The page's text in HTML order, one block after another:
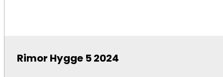
Blucamp Laser 600 MAX
Rimor Hygge 5 2024